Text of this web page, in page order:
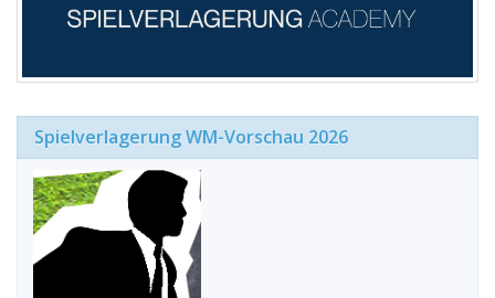
Spielverlagerung WM-Vorschau 2026